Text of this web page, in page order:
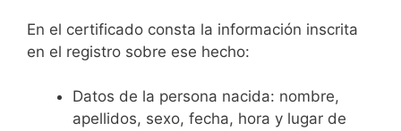
En el certificado consta la información inscrita
en el registro sobre ese hecho:
Datos de la persona nacida: nombre,
apellidos, sexo, fecha, hora y lugar de